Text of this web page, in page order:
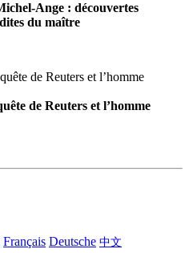
Ange : découvertes
du maître
de Reuters et l’homme
Français Deutsche 中文